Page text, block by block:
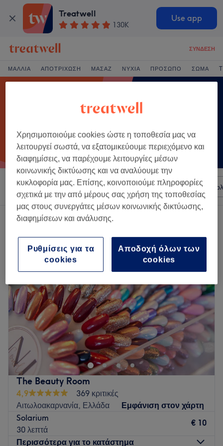
Treatwell
130K
Use app
ΣΎΝΔΕΣΗ
ΜΑΛΛΙΆ ΑΠΟΤΡΊΧΩΣΗ ΜΑΣΆΖ ΝΎΧΙΑ ΠΡΌΣΩΠΟ ΣΏΜΑ
Ταξινόμηση κατά Σαλόνια Άμεσες Προσφορές
Ένα κατάστημα που προσφέρει:
The Beauty Room
4,9
369 κριτικές
Αιτωλοακαρνανία, Ελλάδα
Εμφάνιση στον χάρτη
Solarium
30 λεπτά
€ 10
Περισσότερα για το κατάστημα
Χρησιμοποιούμε cookies ώστε η τοποθεσία μας να
λειτουργεί σωστά, να εξατομικεύουμε περιεχόμενο και
διαφημίσεις, να παρέχουμε λειτουργίες μέσων
κοινωνικής δικτύωσης και να αναλύουμε την
κυκλοφορία μας. Επίσης, κοινοποιούμε πληροφορίες
σχετικά με την από μέρους σας χρήση της τοποθεσίας
μας στους συνεργάτες μέσων κοινωνικής δικτύωσης,
διαφημίσεων και ανάλυσης.
Αποδοχή όλων των
cookies
Ρυθμίσεις για τα
cookies